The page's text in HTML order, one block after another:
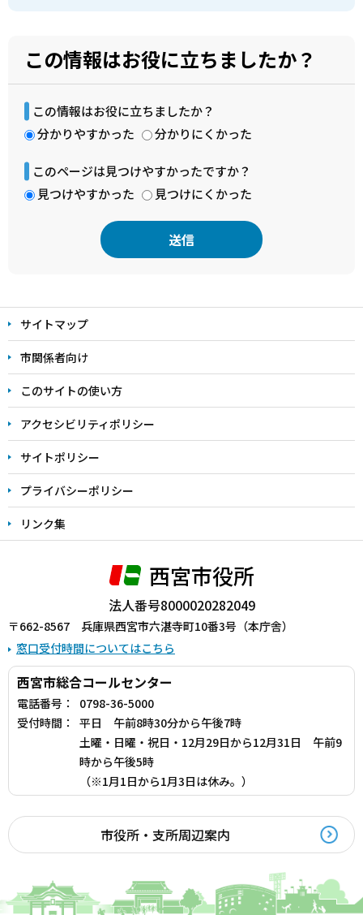
この情報はお役に立ちましたか？
この情報はお役に立ちましたか？
分かりやすかった
分かりにくかった
このページは見つけやすかったですか？
見つけやすかった
見つけにくかった
文
こ
こ
ま
で
サイトマップ
市関係者向け
このサイトの使い方
アクセシビリティポリシー
サイトポリシー
プライバシーポリシー
リンク集
西宮市役所
法人番号8000020282049
〒662-8567 兵庫県西宮市六湛寺町10番3号（本庁舎）
窓口受付時間についてはこちら
西宮市総合コールセンター
電話番号：
0798-36-5000
受付時間：
平日 午前8時30分から午後7時
土曜・日曜・祝日・12月29日から12月31日 午前9
時から午後5時
（※1月1日から1月3日は休み。）
市役所・支所周辺案内